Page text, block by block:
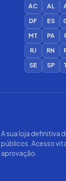
AC AL
DF
ES
MT
PA
RJ
RN
SE
SP
A sua loja definitiva
públicos. Acesso
aprovação.